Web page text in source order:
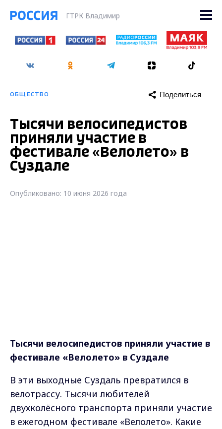
ГТРК Владимир
ОБЩЕСТВО Поделиться
Тысячи велосипедистов
приняли участие в
фестивале «Велолето» в
Суздале
Опубликовано: 10 июня 2026 года
Тысячи велосипедистов приняли участие в
фестивале «Велолето» в Суздале
В эти выходные Суздаль превратился в
велотрассу. Тысячи любителей
двухколёсного транспорта приняли участие
в ежегодном фестивале «Велолето». Какие